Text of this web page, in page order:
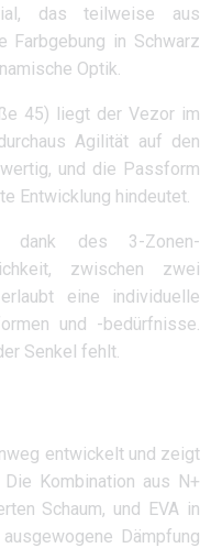
das teilweise aus
Farbgebung in Schwarz
Optik.​
45) liegt der Vezor im
Agilität auf den
und die Passform
Entwicklung hindeutet.​
dank des 3-Zonen-
zwischen zwei
eine individuelle
und -bedürfnisse.​
Senkel fehlt.
entwickelt und zeigt
Kombination aus N+
Schaum, und EVA in
Dämpfung